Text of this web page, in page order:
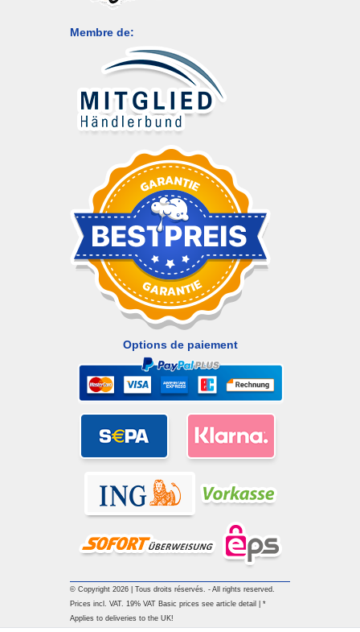
Membre de:
Options de paiement
© Copyright 2026 | Tous droits réservés. - All rights reserved.
Prices incl. VAT. 19% VAT Basic prices see article detail | *
Applies to deliveries to the UK!